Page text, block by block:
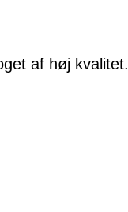
af høj kvalitet.